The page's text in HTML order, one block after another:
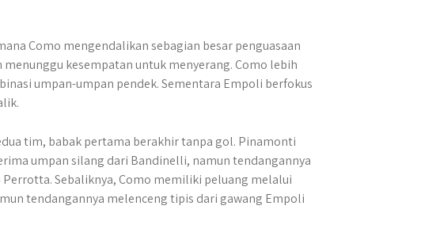
Como mengendalikan sebagian besar penguasaan
kesempatan untuk menyerang. Como lebih
umpan-umpan pendek. Sementara Empoli berfokus
tim, babak pertama berakhir tanpa gol. Pinamonti
umpan silang dari Bandinelli, namun tendangannya
Sebaliknya, Como memiliki peluang melalui
tendangannya melenceng tipis dari gawang Empoli